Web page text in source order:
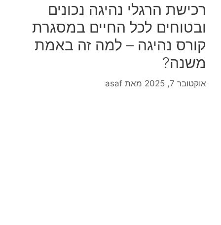
רכישת הרגלי נהיגה נכונים
ובטוחים לכל החיים במסגרת
קורס נהיגה – למה זה באמת
משנה?
אוקטובר 7, 2025 מאת asaf